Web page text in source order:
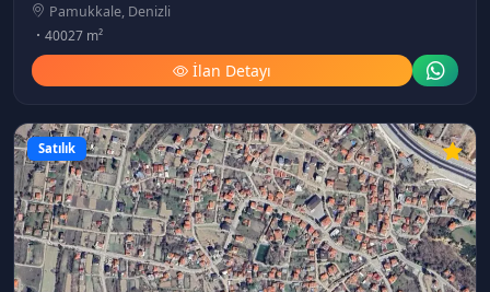
Pamukkale, Denizli
40027 m²
İlan Detayı
Satılık